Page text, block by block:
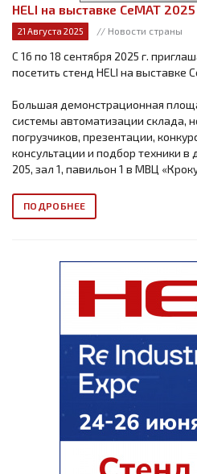
HELI на выставке СеМАТ 2025
21 Августа 2025 // Новости страны
С 16 по 18 сентября 2025 г.
посетить стенд HELI на выставке
Большая демонстрационная
системы автоматизации склада,
погрузчиков, презентации,
консультации и подбор техники в
205, зал 1, павильон 1 в МВЦ
ПОДРОБНЕЕ